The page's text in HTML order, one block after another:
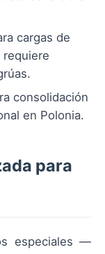
cargas de
requiere
consolidación
en Polonia.
para
especiales —